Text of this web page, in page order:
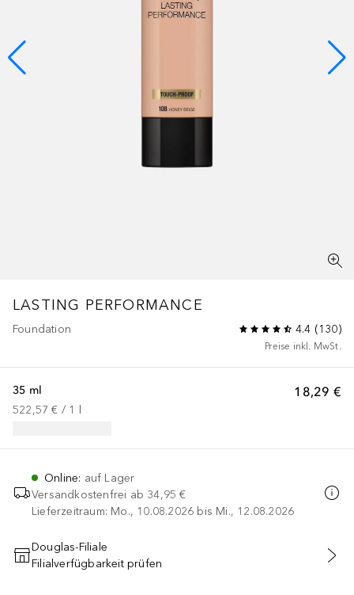
LASTING PERFORMANCE
Foundation 4.4 (130)
Preise inkl. MwSt.
18,29 €
35 ml
522,57 € / 1
Online: auf Lager
Versandkostenfrei ab 34,95 €
Lieferzeitraum: Mo., 10.08.2026 bis Mi., 12.08.2026
IN DEN WARENKORB
Douglas-Filiale
Filialverfügbarkeit prüfen